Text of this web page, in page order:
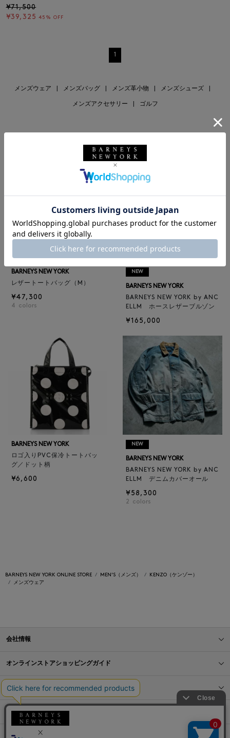
¥71,500
¥39,325 45% OFF
1
メンズウェア メンズバッグ メンズ革小物 メンズシューズ
メンズアクセサリー ゴルフ
BARNEYS NEW YORK
レザートートバッグ（M）
¥47,300
4 colors
NEW
BARNEYS NEW YORK
BARNEYS NEW YORK by ANC
ELLM ホースレザーブルゾン
¥165,000
BARNEYS NEW YORK
ロゴ入りPVC保冷トートバッ
グ／ドット柄
¥6,600
NEW
BARNEYS NEW YORK
BARNEYS NEW YORK by ANC
ELLM デニムカバーオール
¥58,300
2 colors
BARNEYS NEW YORK ONLINE STORE MEN'S（メンズ）
KENZO（ケンゾー）
メンズウェア
会社情報
オンラインストアショッピングガイド
店舗情報
サービス